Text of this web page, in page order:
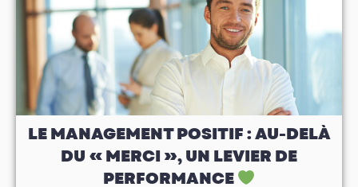
LE MANAGEMENT POSITIF : AU-DELÀ
DU « MERCI », UN LEVIER DE
PERFORMANCE